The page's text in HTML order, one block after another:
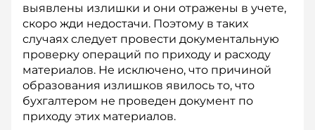
выявлены излишки и они отражены в учете,
скоро жди недостачи. Поэтому в таких
случаях следует провести документальную
проверку операций по приходу и расходу
материалов. Не исключено, что причиной
образования излишков явилось то, что
бухгалтером не проведен документ по
приходу этих материалов.